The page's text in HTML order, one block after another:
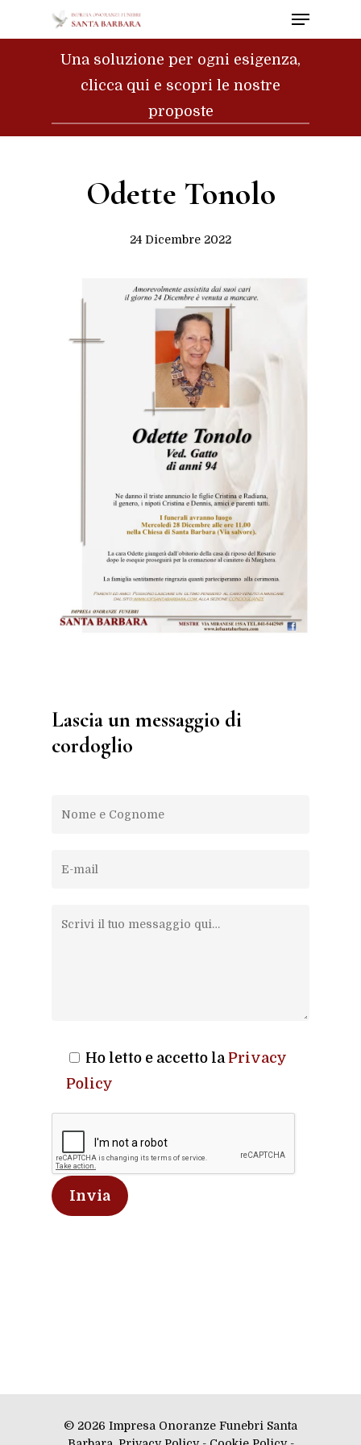
to
Menu
Una soluzione per ogni esigenza,
clicca qui e scopri le nostre
proposte
Odette Tonolo
24 Dicembre 2022
Lascia un messaggio di
cordoglio
Ho letto e accetto la Privacy
Policy
© 2026 Impresa Onoranze Funebri Santa